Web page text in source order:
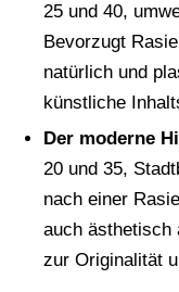
25 und 40,
Bevorzugt
natürlich und
künstliche
Der moderne
20 und 35,
nach einer
auch ästhetisch
zur Originalität